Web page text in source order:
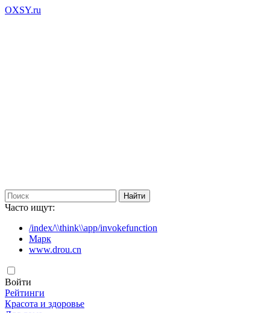
OXSY.ru
Часто ищут:
/index/\\think\\app/invokefunction
Марк
www.drou.cn
Войти
Рейтинги
Красота и здоровье